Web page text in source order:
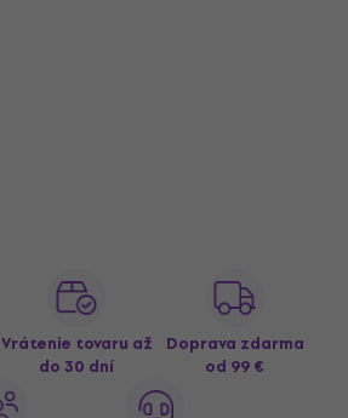
Vrátenie tovaru až
do 30 dní
Doprava zdarma
od 99 €